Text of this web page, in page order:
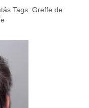
Tags: Greffe de